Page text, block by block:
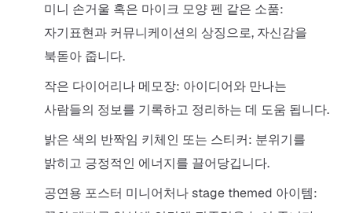
미니 손거울 혹은 마이크 모양 펜 같은 소품:
자기표현과 커뮤니케이션의 상징으로, 자신감을
북돋아 줍니다.
작은 다이어리나 메모장: 아이디어와 만나는
사람들의 정보를 기록하고 정리하는 데 도움 됩니다.
밝은 색의 반짝임 키체인 또는 스티커: 분위기를
밝히고 긍정적인 에너지를 끌어당깁니다.
공연용 포스터 미니어처나 stage themed 아이템: